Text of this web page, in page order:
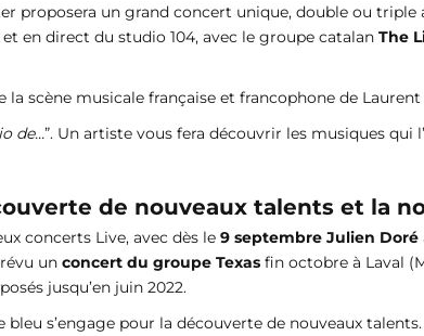
proposera un grand concert unique, double ou
en direct du studio 104, avec le groupe catalan The
la scène musicale française et francophone de
de...”. Un artiste vous fera découvrir les musiques qui
de nouveaux talents et la
concerts Live, avec dès le 9 septembre Julien Doré
un concert du groupe Texas fin octobre à Laval
jusqu’en juin 2022.
bleu s’engage pour la découverte de nouveaux